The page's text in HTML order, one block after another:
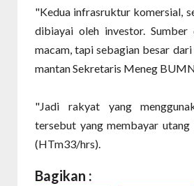
"Kedua infrasruktur komersial,
dibiayai oleh investor. Sumber
macam, tapi sebagian besar dari
mantan Sekretaris Meneg
"Jadi rakyat yang
tersebut yang membayar utang
(HTm33/hrs).
Bagikan :